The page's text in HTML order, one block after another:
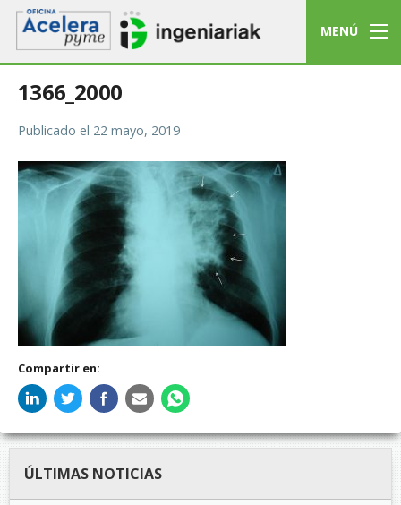
MENÚ
1366_2000
Publicado el 22 mayo, 2019
Compartir en:
ÚLTIMAS NOTICIAS